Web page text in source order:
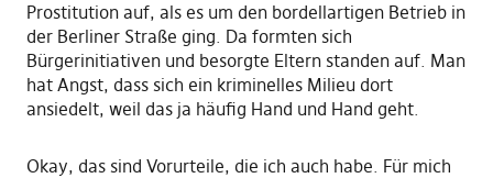
Prostitution auf, als es um den bordellartigen Betrieb in
der Berliner Straße ging. Da formten sich
Bürgerinitiativen und besorgte Eltern standen auf. Man
hat Angst, dass sich ein kriminelles Milieu dort
ansiedelt, weil das ja häufig Hand und Hand geht.
Okay, das sind Vorurteile, die ich auch habe. Für mich